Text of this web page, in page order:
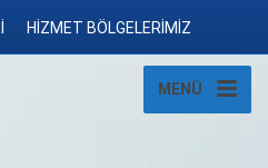
HİZMET BÖLGELERİMİZ
MENÜ